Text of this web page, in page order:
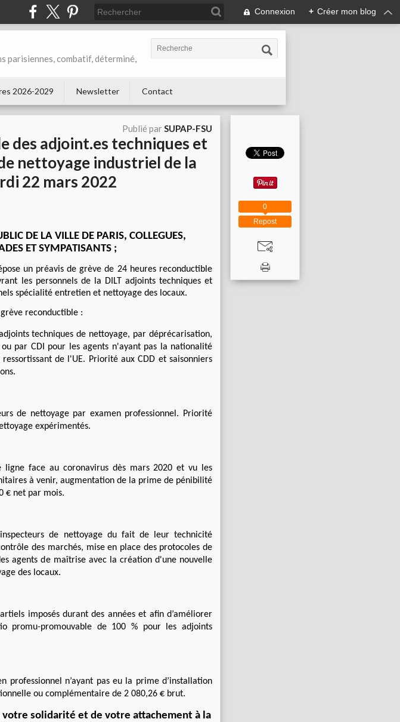
Connexion + Créer mon blog
parisiennes, combatif, déterminé,
2026-2029 Newsletter Contact
Publié parSUPAP-FSU
des adjoint.es techniques et
nettoyage industriel de la
22 mars 2022
DE LA VILLE DE PARIS, COLLEGUES,
ET SYMPATISANTS ;
un préavis de grève de 24 heures reconductible
les personnels de la DILT adjoints techniques et
spécialité entretien et nettoyage des locaux.
reconductible :
techniques de nettoyage, par déprécarisation,
par CDI pour les agents n'ayant pas la nationalité
de l'UE. Priorité aux CDD et saisonniers
de nettoyage par examen professionnel. Priorité
expérimentés.
face au coronavirus dès mars 2020 et vu les
à venir, augmentation de la prime de pénibilité
€ net par mois.
de nettoyage du fait de leur technicité
des marchés, mise en place des protocoles de
agents de maîtrise avec la création d'une nouvelle
des locaux.
imposés durant des années et afin d’améliorer
promu-promouvable de 100 % pour les adjoints
professionnel n’ayant pas eu la prime d’installation
ou complémentaire de 2 080,26 € brut.
solidarité et de votre attachement à la
Repost
0